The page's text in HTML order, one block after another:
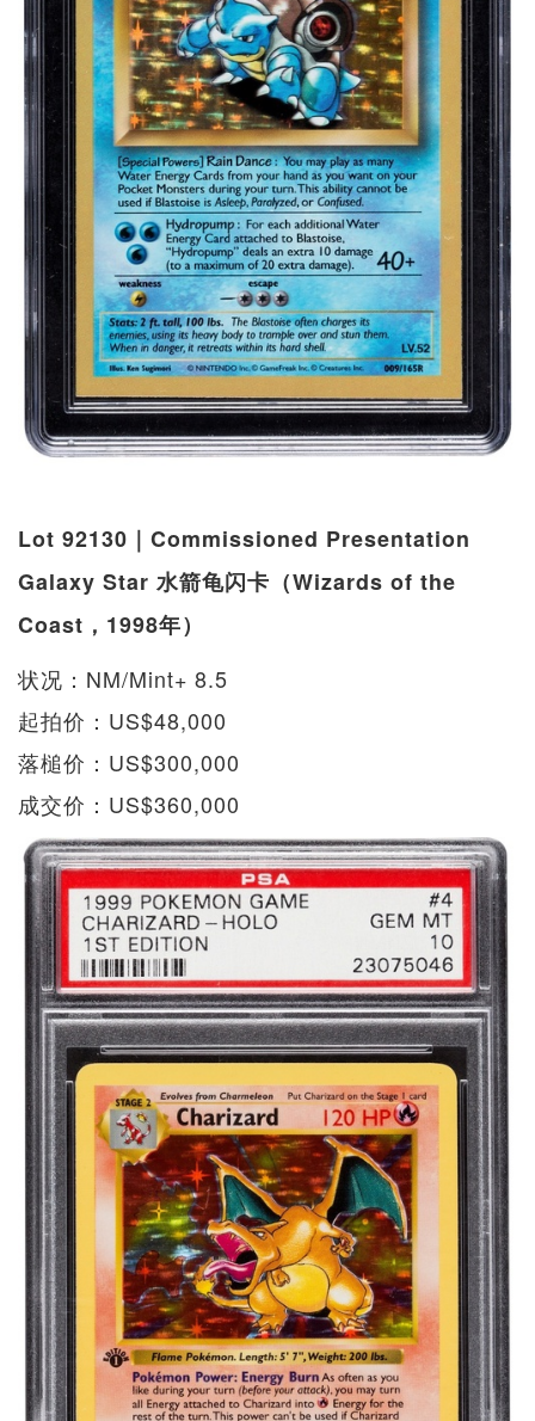
Lot 92130｜Commissioned Presentation
Galaxy Star 水箭龟闪卡（Wizards of the
Coast，1998年）
状况：NM/Mint+ 8.5
起拍价：US$48,000
落槌价：US$300,000
成交价：US$360,000